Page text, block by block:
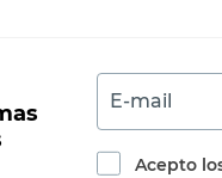
E-mail
Acepto